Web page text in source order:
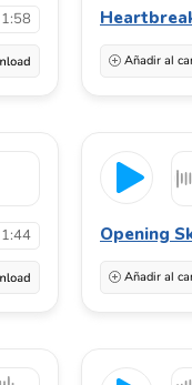
1:58
Añadir al
1:44 Opening
Añadir al